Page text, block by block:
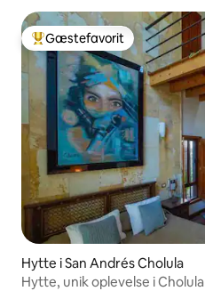
Bedste gæstefavorit
Gæstefavorit
Hytte i San Andrés Cholula
Hytte, unik oplevelse i Cholula